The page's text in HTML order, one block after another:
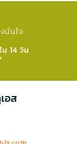
มั่นใจ​
14 วัน
อส